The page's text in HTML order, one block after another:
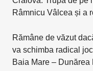
Râmnicu Vâlcea și a
Rămâne de văzut
va schimba radical
Baia Mare – Dunărea